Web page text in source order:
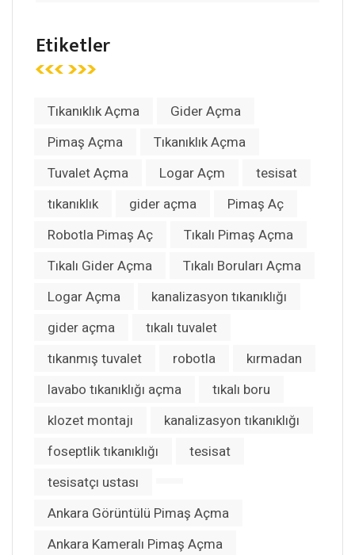
Etiketler
Tıkanıklık Açma
Gider Açma
Pimaş Açma
Tıkanıklık Açma
Tuvalet Açma
Logar Açm
tesisat
tıkanıklık
gider açma
Pimaş Aç
Robotla Pimaş Aç
Tıkalı Pimaş Açma
Tıkalı Gider Açma
Tıkalı Boruları Açma
Logar Açma
kanalizasyon tıkanıklığı
gider açma
tıkalı tuvalet
tıkanmış tuvalet
robotla
kırmadan
lavabo tıkanıklığı açma
tıkalı boru
klozet montajı
kanalizasyon tıkanıklığı
foseptlik tıkanıklığı
tesisat
tesisatçı ustası
Ankara Görüntülü Pimaş Açma
Ankara Kameralı Pimaş Açma